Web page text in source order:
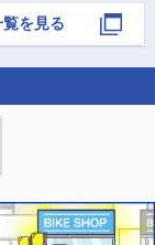
と一緒に鳥の炭火
やりました🙌
を見る